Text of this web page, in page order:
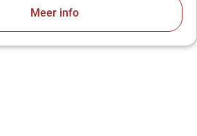
Meer info